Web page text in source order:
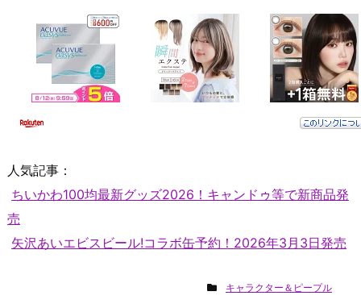
人気記事：
ちいかわ100均最新グッズ2026！キャンドゥ等で新商品発
売
矢沢あいエビスビール!コラボ缶予約！2026年3月3日発売
キャラクター＆ピープル